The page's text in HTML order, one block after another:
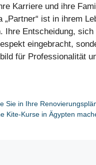
Karriere und ihre
ist in ihrem
Ihre Entscheidung,
eingebracht,
für Professionalität
Sie in Ihre
Kite-Kurse in Ägypten